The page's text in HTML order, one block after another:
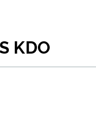
KDO